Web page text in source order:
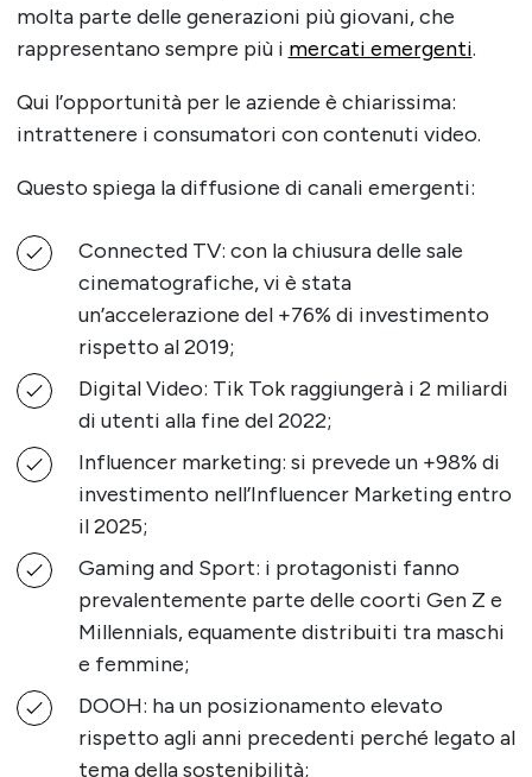
molta parte delle generazioni più giovani, che
rappresentano sempre più i mercati emergenti.
Qui l’opportunità per le aziende è chiarissima:
intrattenere i consumatori con contenuti video.
Questo spiega la diffusione di canali emergenti:
Connected TV: con la chiusura delle sale
cinematografiche, vi è stata
un’accelerazione del +76% di investimento
rispetto al 2019;
Digital Video: Tik Tok raggiungerà i 2 miliardi
di utenti alla fine del 2022;
Influencer marketing: si prevede un +98% di
investimento nell’Influencer Marketing entro
il 2025;
Gaming and Sport: i protagonisti fanno
prevalentemente parte delle coorti Gen Z e
Millennials, equamente distribuiti tra maschi
e femmine;
DOOH: ha un posizionamento elevato
rispetto agli anni precedenti perché legato al
tema della sostenibilità;